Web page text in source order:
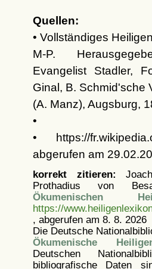
Quellen:
• Vollständiges
M-P.
Evangelist Stadler,
Ginal, B. Schmid'sche
(A. Manz), Augsburg,
•
• https://
abgerufen am
korrekt zitieren:
Prothadius von
Ökumenischen
https://
, abgerufen am 8. 8. 2026
Die Deutsche
Ökumenische
Deutschen
bibliografische Daten